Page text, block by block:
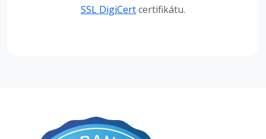
SSL DigiCertcertifikátu.